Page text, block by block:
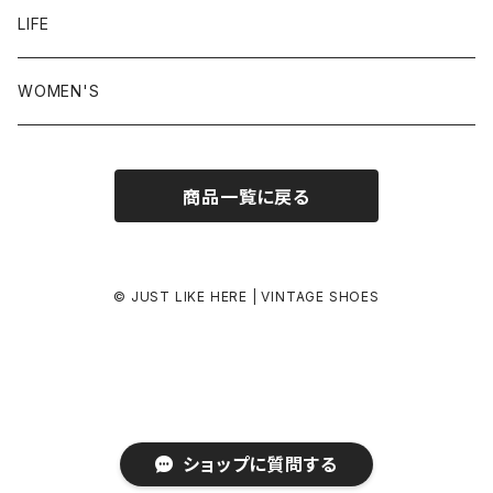
ショップに質問する
24.5-25.0 cm
25.0-25.5 cm
26.0-26.5 cm
26.5-27.0 cm
LIFE
WOMEN'S
商品一覧に戻る
© JUST LIKE HERE | VINTAGE SHOES